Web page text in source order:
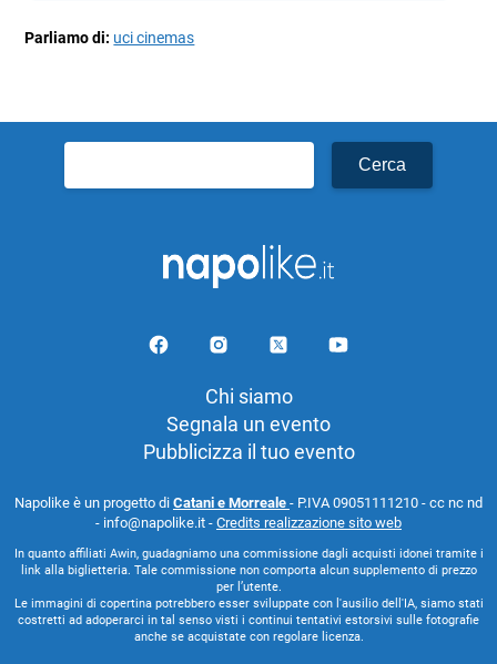
Parliamo di: uci cinemas
per:
Chi siamo
Segnala un evento
Pubblicizza il tuo evento
Napolike è un progetto di Catani e Morreale - P.IVA 09051111210 - cc nc nd
- info@napolike.it - Credits realizzazione sito web
In quanto affiliati Awin, guadagniamo una commissione dagli acquisti idonei tramite i
link alla biglietteria. Tale commissione non comporta alcun supplemento di prezzo
per l’utente.
Le immagini di copertina potrebbero esser sviluppate con l'ausilio dell'IA, siamo stati
costretti ad adoperarci in tal senso visti i continui tentativi estorsivi sulle fotografie
anche se acquistate con regolare licenza.